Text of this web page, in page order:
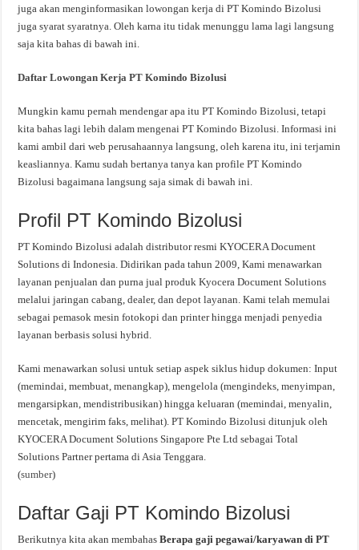
juga akan menginformasikan lowongan kerja di PT Komindo Bizolusi
juga syarat syaratnya. Oleh karna itu tidak menunggu lama lagi langsung
saja kita bahas di bawah ini.
Daftar Lowongan Kerja PT Komindo Bizolusi
Mungkin kamu pernah mendengar apa itu PT Komindo Bizolusi, tetapi
kita bahas lagi lebih dalam mengenai PT Komindo Bizolusi. Informasi ini
kami ambil dari web perusahaannya langsung, oleh karena itu, ini terjamin
keasliannya. Kamu sudah bertanya tanya kan profile PT Komindo
Bizolusi bagaimana langsung saja simak di bawah ini.
Profil PT Komindo Bizolusi
PT Komindo Bizolusi adalah distributor resmi KYOCERA Document
Solutions di Indonesia. Didirikan pada tahun 2009, Kami menawarkan
layanan penjualan dan purna jual produk Kyocera Document Solutions
melalui jaringan cabang, dealer, dan depot layanan. Kami telah memulai
sebagai pemasok mesin fotokopi dan printer hingga menjadi penyedia
layanan berbasis solusi hybrid.
Kami menawarkan solusi untuk setiap aspek siklus hidup dokumen: Input
(memindai, membuat, menangkap), mengelola (mengindeks, menyimpan,
mengarsipkan, mendistribusikan) hingga keluaran (memindai, menyalin,
mencetak, mengirim faks, melihat). PT Komindo Bizolusi ditunjuk oleh
KYOCERA Document Solutions Singapore Pte Ltd sebagai Total
Solutions Partner pertama di Asia Tenggara.
(sumber)
Daftar Gaji PT Komindo Bizolusi
Berikutnya kita akan membahasBerapa gaji pegawai/karyawan di PT